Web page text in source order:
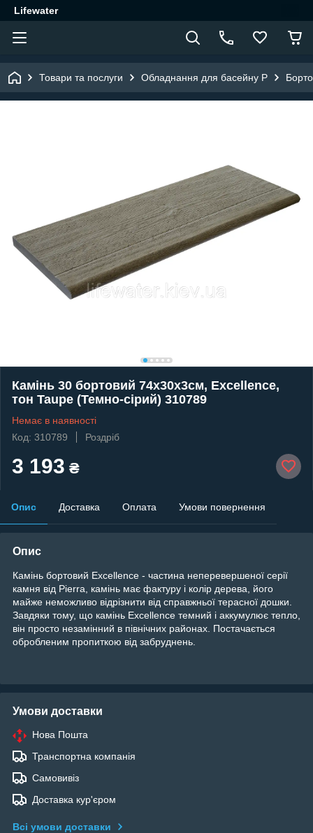
Lifewater
Товари та послуги Обладнання для басейну P
Камінь 30 бортовий 74х30х3см, Excellence,
тон Taupe (Темно-сірий) 310789
Немає в наявності
Код: 310789
Роздріб
3 193 ₴
Опис Доставка Оплата Умови повернення
Опис
Камінь бортовий Excellence - частина неперевершеної серії
камня від Pierra, камінь має фактуру і колір дерева, його
майже неможливо відрізнити від справжньої терасної дошки.
Завдяки тому, що камінь Excellence темний і аккумулює тепло,
він просто незамінний в північних районах. Постачається
обробленим пропиткою від забруднень.
Умови доставки
Нова Пошта
Транспортна компанія
Самовивіз
Доставка кур'єром
Всі умови доставки